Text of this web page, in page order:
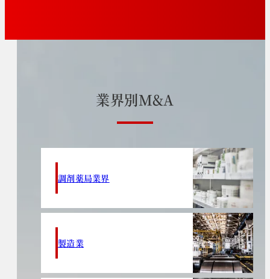
業界別M&A
調剤薬局業界
製造業